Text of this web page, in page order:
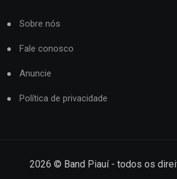
Sobre nós
Fale conosco
Anuncie
Política de privacidade
2026 © Band Piauí - todos os